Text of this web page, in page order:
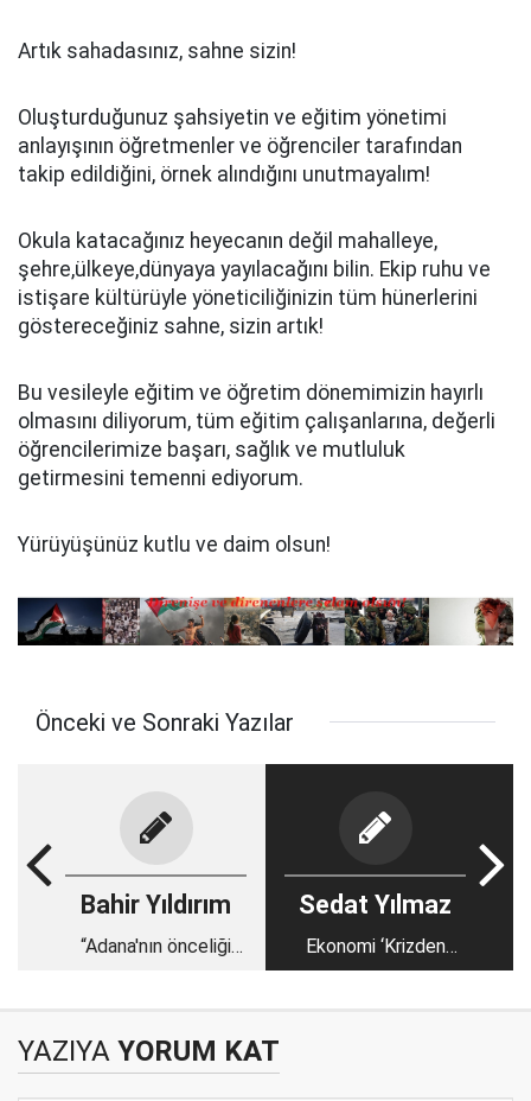
Artık sahadasınız, sahne sizin!
Oluşturduğunuz şahsiyetin ve eğitim yönetimi
anlayışının öğretmenler ve öğrenciler tarafından
takip edildiğini, örnek alındığını unutmayalım!
Okula katacağınız heyecanın değil mahalleye,
şehre,ülkeye,dünyaya yayılacağını bilin. Ekip ruhu ve
istişare kültürüyle yöneticiliğinizin tüm hünerlerini
göstereceğiniz sahne, sizin artık!
Bu vesileyle eğitim ve öğretim dönemimizin hayırlı
olmasını diliyorum, tüm eğitim çalışanlarına, değerli
öğrencilerimize başarı, sağlık ve mutluluk
getirmesini temenni ediyorum.
Yürüyüşünüz kutlu ve daim olsun!
Önceki ve Sonraki Yazılar
Bahir Yıldırım
“Adana'nın önceliği
Sedat Yılmaz
Ekonomi ‘Krizden
Çıkış’ Sinyalleri mi
YAZIYA YORUM KAT